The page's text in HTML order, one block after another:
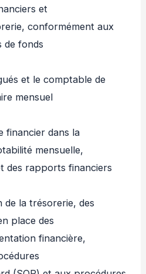
et
conformément aux
de fonds
et le comptable de
mensuel
financier dans la
mensuelle,
des rapports financiers
la trésorerie, des
place des
financière,